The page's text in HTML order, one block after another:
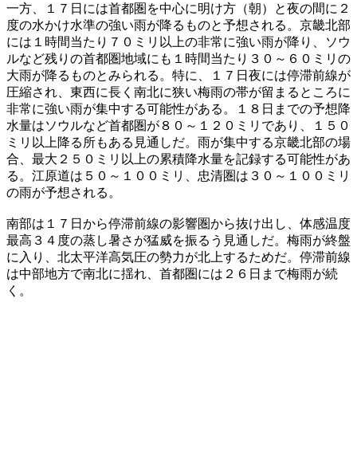
一方、１７日には首都圏を中心に明け方（朝）と夜の間に２
度の水かけ水準の強い雨が降るものと予想される。京畿北部
には１時間当たり７０ミリ以上の非常に強い雨が降り、ソウ
ルなど残りの首都圏地域にも１時間当たり３０～６０ミリの
大雨が降るものとみられる。特に、１７日夜には停滞前線が
圧縮され、東西に長く南北に狭い梅雨の帯が留まるところに
非常に強い雨が集中する可能性がある。１８日までの予想降
水量はソウルなど首都圏が８０～１２０ミリであり、１５０
ミリ以上降る所もある見通しだ。雨が集中する京畿北部の場
合、最大２５０ミリ以上の累積降水量を記録する可能性があ
る。江原道は５０～１００ミリ、忠清圏は３０～１００ミリ
の雨が予想される。
南部は１７日から停滞前線の影響圏から抜け出し、体感温度
最高３４度の蒸し暑さが猛威を振るう見通しだ。梅雨が終盤
に入り、北太平洋高気圧の勢力が北上するためだ。停滞前線
は中部地方で南北に揺れ、首都圏には２６日まで梅雨が続
く。